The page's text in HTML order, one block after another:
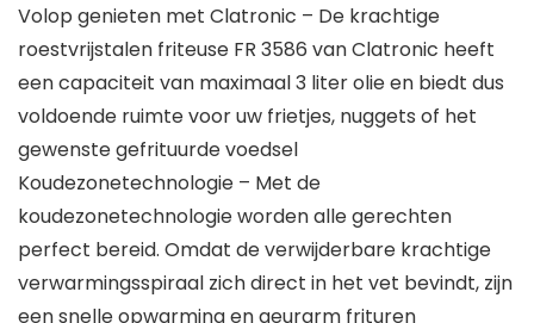
Volop genieten met Clatronic – De krachtige
roestvrijstalen friteuse FR 3586 van Clatronic heeft
een capaciteit van maximaal 3 liter olie en biedt dus
voldoende ruimte voor uw frietjes, nuggets of het
gewenste gefrituurde voedsel
Koudezonetechnologie – Met de
koudezonetechnologie worden alle gerechten
perfect bereid. Omdat de verwijderbare krachtige
verwarmingsspiraal zich direct in het vet bevindt, zijn
een snelle opwarming en geurarm frituren